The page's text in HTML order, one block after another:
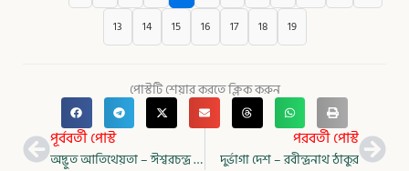
13 14 15 16 17 18 19
পোস্টটি শেয়ার করতে ক্লিক করুন
Prevপূর্ববর্তী পোস্ট
অদ্ভুত আতিথেয়তা – ঈশ্বরচন্দ্র বিদ্যাসাগর
পরবর্তী পোস্ট
দুর্ভাগা দেশ – রবীন্দ্রনাথ ঠাকুর